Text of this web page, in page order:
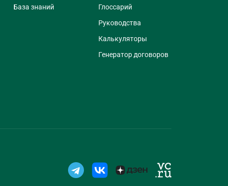
База знаний
Глоссарий
Руководства
Калькуляторы
Генератор договоров